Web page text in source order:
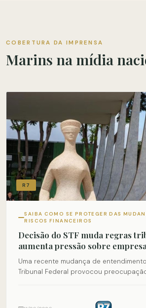
COBERTURA DA IMPRENSA
Marins na mídia
R7
SAIBA COMO SE PROTEGER DAS
RISCOS FINANCEIROS
Decisão do STF muda regras
aumenta pressão sobre
Uma recente mudança de
Tribunal Federal provocou